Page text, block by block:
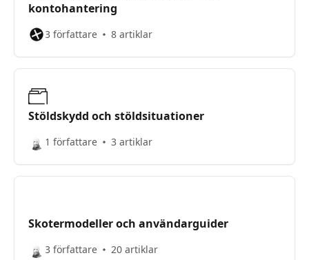
kontohantering
3 författare 8 artiklar
Stöldskydd och stöldsituationer
1 författare 3 artiklar
Skotermodeller och användarguider
3 författare 20 artiklar